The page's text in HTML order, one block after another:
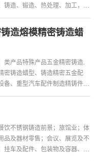
造、锻造、热处理、加工，钢
造熔模精密铸造蜡
类产品特殊产品五金精密铸造.
密铸造蜡型、铸造精密五金配
、重型汽车配件制造精铸件生
饮不锈钢铸造前景；旅馆业；体
品及器材零售；会议、展览及不
车及配件、包装物及容器、汽